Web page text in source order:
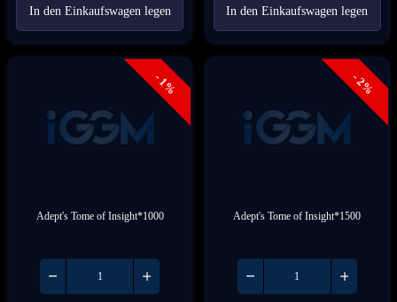
In den Einkaufswagen legen In den Einkaufswagen legen
- 1%
Adept's Tome of Insight*1000
- 2%
Adept's Tome of Insight*1500